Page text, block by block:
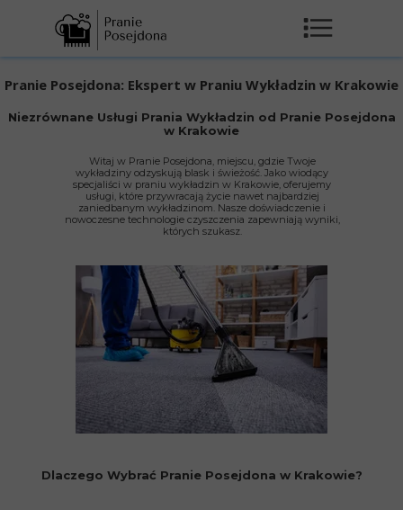
Pranie Posejdona: Ekspert w Praniu Wykładzin w Krakowie
Niezrównane Usługi Prania Wykładzin od Pranie Posejdona
w Krakowie
Witaj w Pranie Posejdona, miejscu, gdzie Twoje
wykładziny odzyskują blask i świeżość. Jako wiodący
specjaliści w praniu wykładzin w Krakowie, oferujemy
usługi, które przywracają życie nawet najbardziej
zaniedbanym wykładzinom. Nasze doświadczenie i
nowoczesne technologie czyszczenia zapewniają wyniki,
których szukasz.
Dlaczego Wybrać Pranie Posejdona w Krakowie?